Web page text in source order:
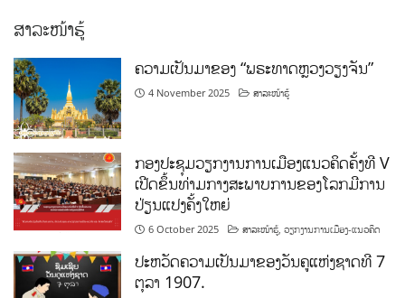
ສາລະໜ້າຮູ້
ຄວາມເປັນມາຂອງ “ພຣະທາດຫຼວງວຽງຈັນ”
4 November 2025 ສາລະໜ້າຮູ້
ກອງປະຊຸມວຽກງານການເມືອງແນວຄິດຄັ້ງທີ V
ເປີດຂຶ້ນທ່າມກາງສະພາບການຂອງໂລກມີການ
ປ່ຽນແປງຄັ້ງໃຫຍ່
6 October 2025 ສາລະໜ້າຮູ້ ,ວຽກງານການເມືອງ-ແນວຄິດ
ປະຫວັດຄວາມເປັນມາຂອງວັນຄູແຫ່ງຊາດທີ 7
ຕຸລາ 1907.